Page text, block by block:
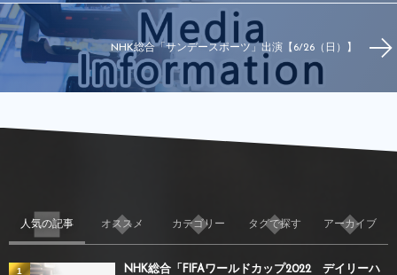
NHK総合「サンデースポーツ」出演【6/26（日）】
人気の記事 オススメ カテゴリー タグで探す アーカイブ
NHK総合「FIFAワールドカップ2022 デイリーハ
1